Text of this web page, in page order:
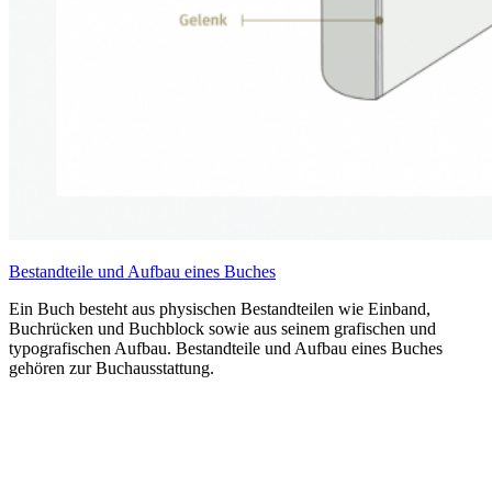
Bestandteile und Aufbau eines Buches
Ein Buch besteht aus physischen Bestandteilen wie Einband,
Buchrücken und Buchblock sowie aus seinem grafischen und
typografischen Aufbau. Bestandteile und Aufbau eines Buches
gehören zur Buchausstattung.